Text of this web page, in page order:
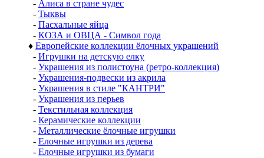
- Алиса в стране чудес
- Тыквы
- Пасхальные яйца
- КОЗА и ОВЦА - Символ года
♦ Европейские коллекции ёлочных украшений
- Игрушки на детскую елку
- Украшения из полистоуна (ретро-коллекция)
- Украшения-подвески из акрила
- Украшения в стиле "КАНТРИ"
- Украшения из перьев
- Текстильная коллекция
- Керамические коллекции
- Металлические ёлочные игрушки
- Елочные игрушки из дерева
- Елочные игрушки из бумаги